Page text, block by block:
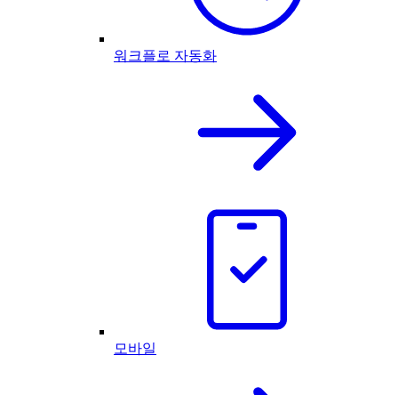
워크플로 자동화
모바일